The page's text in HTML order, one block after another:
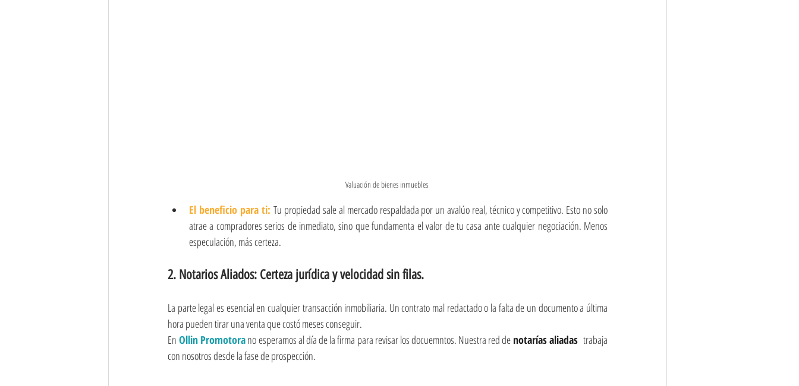
Valuación de bienes inmuebles
El beneficio para ti: Tu propiedad sale al mercado respaldada por un avalúo real, técnico y competitivo. Esto no solo
atrae a compradores serios de inmediato, sino que fundamenta el valor de tu casa ante cualquier negociación. Menos
especulación, más certeza.
2. Notarios Aliados: Certeza jurídica y velocidad sin filas.
La parte legal es esencial en cualquier transacción inmobiliaria. Un contrato mal redactado o la falta de un documento a última
hora pueden tirar una venta que costó meses conseguir.
En Ollin Promotora no esperamos al día de la firma para revisar los docuemntos. Nuestra red de notarías aliadas trabaja
con nosotros desde la fase de prospección.